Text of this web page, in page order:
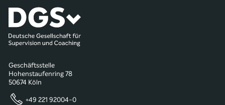
Geschäftsstelle
Hohenstaufenring 78
50674 Köln
+49 221 92004-0